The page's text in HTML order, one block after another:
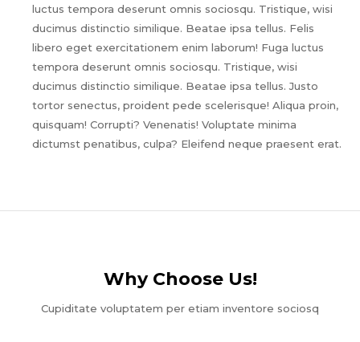
luctus tempora deserunt omnis sociosqu. Tristique, wisi
ducimus distinctio similique. Beatae ipsa tellus. Felis
libero eget exercitationem enim laborum! Fuga luctus
tempora deserunt omnis sociosqu. Tristique, wisi
ducimus distinctio similique. Beatae ipsa tellus. Justo
tortor senectus, proident pede scelerisque! Aliqua proin,
quisquam! Corrupti? Venenatis! Voluptate minima
dictumst penatibus, culpa? Eleifend neque praesent erat.
Why Choose Us!​
Cupiditate voluptatem per etiam inventore sociosq